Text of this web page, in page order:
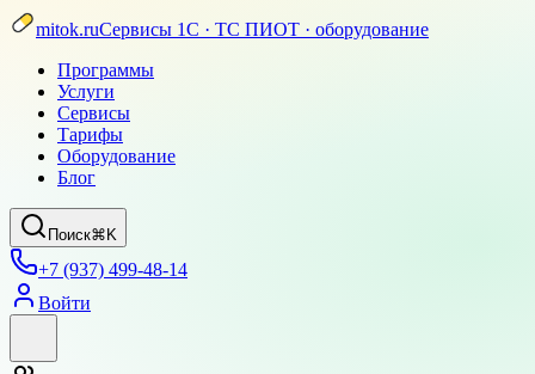
mitok.ruСервисы 1С · ТС ПИОТ · оборудование
Программы
Услуги
Сервисы
Тарифы
Оборудование
Блог
Поиск⌘K
+7 (937) 499-48-14
Войти